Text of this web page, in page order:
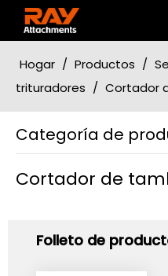
Hogar / Productos /
trituradores / Cortador
Categoría de
Cortador de
Folleto de